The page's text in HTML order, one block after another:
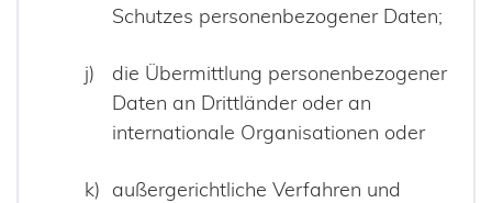
Schutzes personenbezogener Daten;
die Übermittlung personenbezogener
Daten an Drittländer oder an
internationale Organisationen oder
außergerichtliche Verfahren und